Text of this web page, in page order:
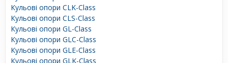
Кульові опори CLK-Class
Кульові опори CLS-Class
Кульові опори GL-Class
Кульові опори GLC-Class
Кульові опори GLE-Class
Кульові опори GLK-Class